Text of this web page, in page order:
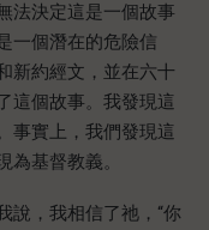
法決定這是一個故事
一個潛在的危險信
新約經文，並在六十
這個故事。我發現這
事實上，我們發現這
基督教義。
說，我相信了祂，“你